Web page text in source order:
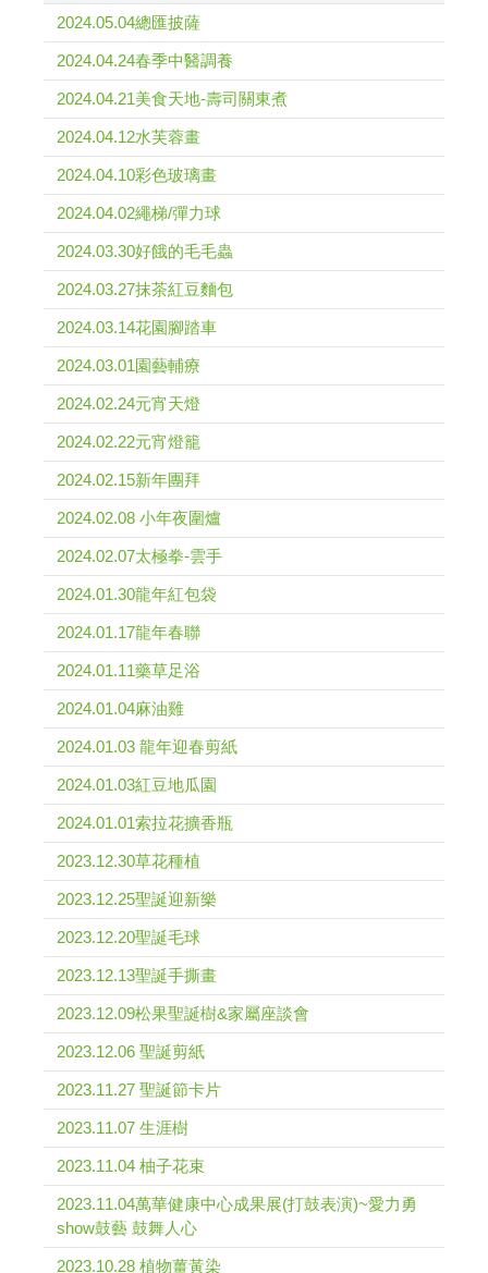
2024.05.04總匯披薩
2024.04.24春季中醫調養
2024.04.21美食天地-壽司關東煮
2024.04.12水芙蓉畫
2024.04.10彩色玻璃畫
2024.04.02繩梯/彈力球
2024.03.30好餓的毛毛蟲
2024.03.27抹茶紅豆麵包
2024.03.14花園腳踏車
2024.03.01園藝輔療
2024.02.24元宵天燈
2024.02.22元宵燈籠
2024.02.15新年團拜
2024.02.08 小年夜圍爐
2024.02.07太極拳-雲手
2024.01.30龍年紅包袋
2024.01.17龍年春聯
2024.01.11藥草足浴
2024.01.04麻油雞
2024.01.03 龍年迎春剪紙
2024.01.03紅豆地瓜園
2024.01.01索拉花擴香瓶
2023.12.30草花種植
2023.12.25聖誕迎新樂
2023.12.20聖誕毛球
2023.12.13聖誕手撕畫
2023.12.09松果聖誕樹&家屬座談會
2023.12.06 聖誕剪紙
2023.11.27 聖誕節卡片
2023.11.07 生涯樹
2023.11.04 柚子花束
2023.11.04萬華健康中心成果展(打鼓表演)~愛力勇
show鼓藝 鼓舞人心
2023.10.28 植物薑黃染